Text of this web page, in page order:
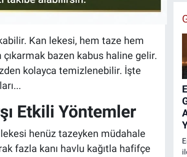
Kan lekesi, hem taze hem
bazen kabus haline gelir.
kolayca temizlenebilir. İşte
Etkili Yöntemler
henüz tazeyken müdahale
fazla kanı havlu kağıtla hafifçe